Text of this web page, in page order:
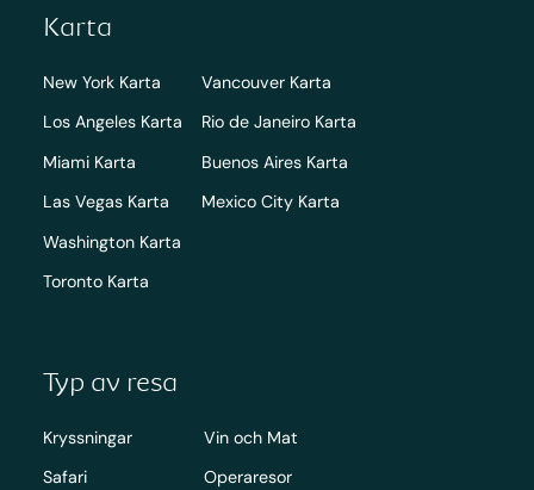
Karta
New York Karta
Los Angeles Karta
Miami Karta
Las Vegas Karta
Washington Karta
Toronto Karta
Vancouver Karta
Rio de Janeiro Karta
Buenos Aires Karta
Mexico City Karta
Typ av resa
Kryssningar
Safari
Vin och Mat
Operaresor